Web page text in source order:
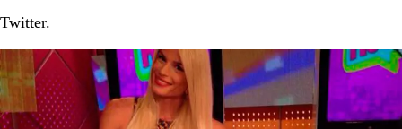
Twitter.